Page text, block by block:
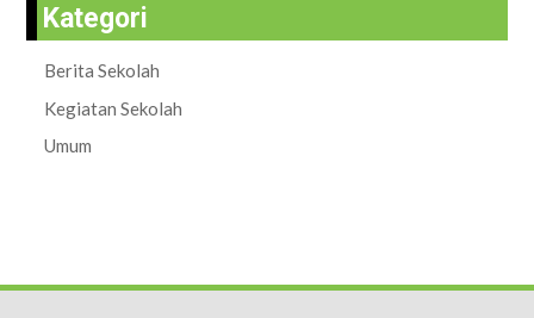
Kategori
Berita Sekolah
Kegiatan Sekolah
Umum